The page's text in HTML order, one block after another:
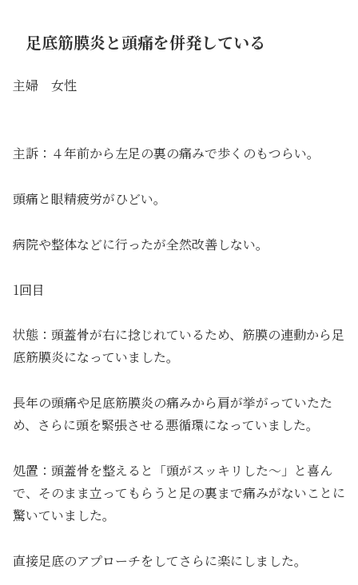
足底筋膜炎と頭痛を併発している
主婦 女性
主訴：４年前から左足の裏の痛みで歩くのもつらい。
頭痛と眼精疲労がひどい。
病院や整体などに行ったが全然改善しない。
1回目
状態：頭蓋骨が右に捻じれているため、筋膜の連動から足
底筋膜炎になっていました。
長年の頭痛や足底筋膜炎の痛みから肩が挙がっていたた
め、さらに頭を緊張させる悪循環になっていました。
処置：頭蓋骨を整えると「頭がスッキリした～」と喜ん
で、そのまま立ってもらうと足の裏まで痛みがないことに
驚いていました。
直接足底のアプローチをしてさらに楽にしました。